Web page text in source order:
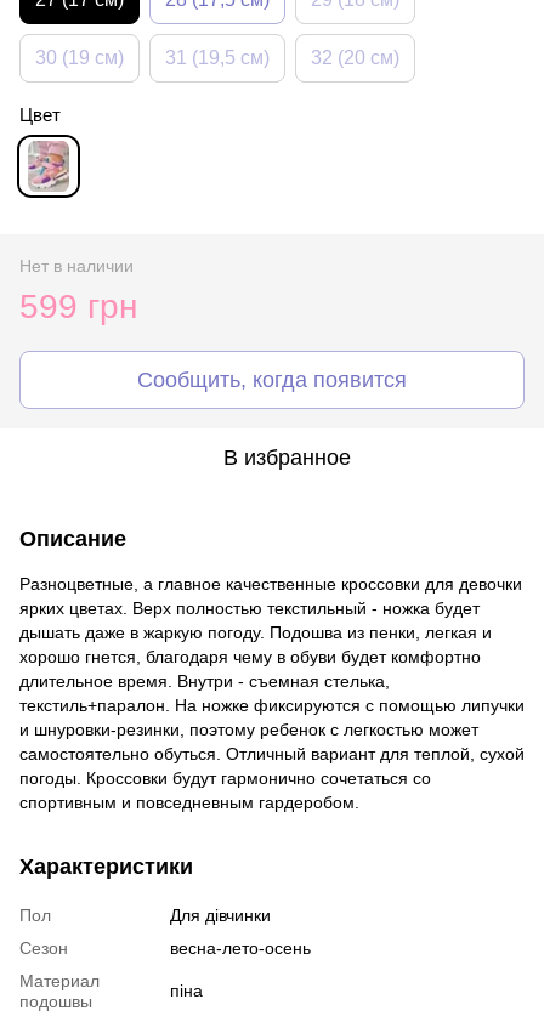
30 (19 см) 31 (19,5 см) 32 (20 см)
Цвет
Нет в наличии
599 грн
Сообщить, когда появится
В избранное
Описание
Разноцветные, а главное качественные кроссовки для девочки
ярких цветах. Верх полностью текстильный - ножка будет
дышать даже в жаркую погоду. Подошва из пенки, легкая и
хорошо гнется, благодаря чему в обуви будет комфортно
длительное время. Внутри - съемная стелька,
текстиль+паралон. На ножке фиксируются с помощью липучки
и шнуровки-резинки, поэтому ребенок с легкостью может
самостоятельно обуться. Отличный вариант для теплой, сухой
погоды. Кроссовки будут гармонично сочетаться со
спортивным и повседневным гардеробом.
Характеристики
Пол
Для дівчинки
Сезон
весна-лето-осень
Материал
подошвы
піна